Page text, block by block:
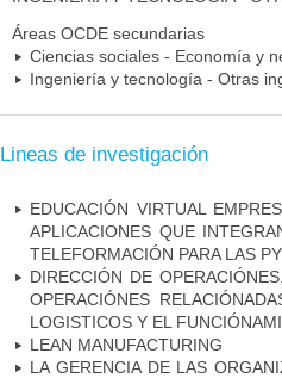
Áreas OCDE secundarias
Ciencias sociales - Economía y
Ingeniería y tecnología - Otras
Lineas de investigación
EDUCACIÓN VIRTUAL
APLICACIONES QUE
TELEFORMACIÓN PARA LAS
DIRECCIÓN DE
OPERACIÓNES
LOGISTICOS Y EL
LEAN MANUFACTURING
LA GERENCIA DE LAS